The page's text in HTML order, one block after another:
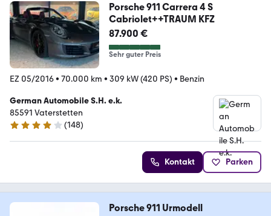
Porsche 911 Carrera 4 S
Cabriolet++TRAUM KFZ
87.900 €
Sehr guter Preis
EZ 05/2016• 70.000 km • 309 kW (420 PS) • Benzin
German Automobile S.H. e.k.
85591 Vaterstetten
4.2 Sterne
(148)
Kontakt Parken
Porsche 911 Urmodell